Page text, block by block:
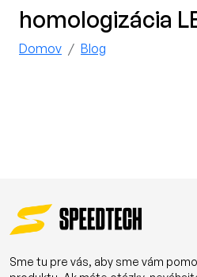
homologizácia
Domov Blog
Sme tu pre vás, aby sme vám